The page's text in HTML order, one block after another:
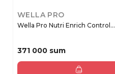
WELLA PRO
Wella Pro Nutri Enrich Control...
371 000 sum